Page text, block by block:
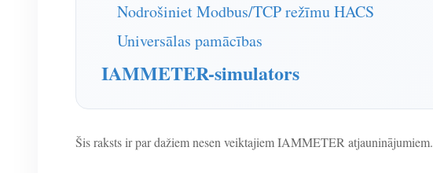
Nodrošiniet Modbus/TCP režīmu HACS
Universālas pamācības
IAMMETER-simulators
Šis raksts ir par dažiem nesen veiktajiem IAMMETER atjauninājumiem.